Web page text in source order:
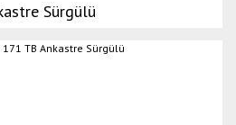
Sürgülü